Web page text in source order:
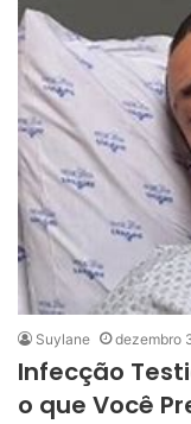
Suylane dezembro
Infecção
o que Você